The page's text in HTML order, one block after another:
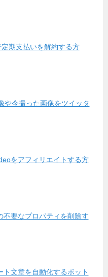
期支払いを解約する方
や今撮った画像をツイッタ
をアフィリエイトする方
不要なプロパティを削除す
ト文章を自動化するボット